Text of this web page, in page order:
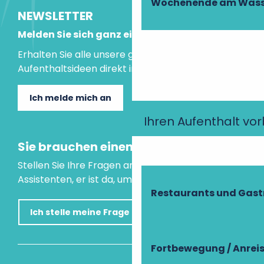
Ihren Aufenthalt
Restaurants und
Fortbewegung /
NEWSLETTER
Melden Sie sich ganz einfach an!
Erhalten Sie alle unsere guten Tipps und
Aufenthaltsideen direkt in Ihre Mailbox.
Ich melde mich an
Sie brauchen einen Rat?
Stellen Sie Ihre Fragen an unseren virtuellen
Assistenten, er ist da, um Ihnen zu helfen.
Ich stelle meine Frage